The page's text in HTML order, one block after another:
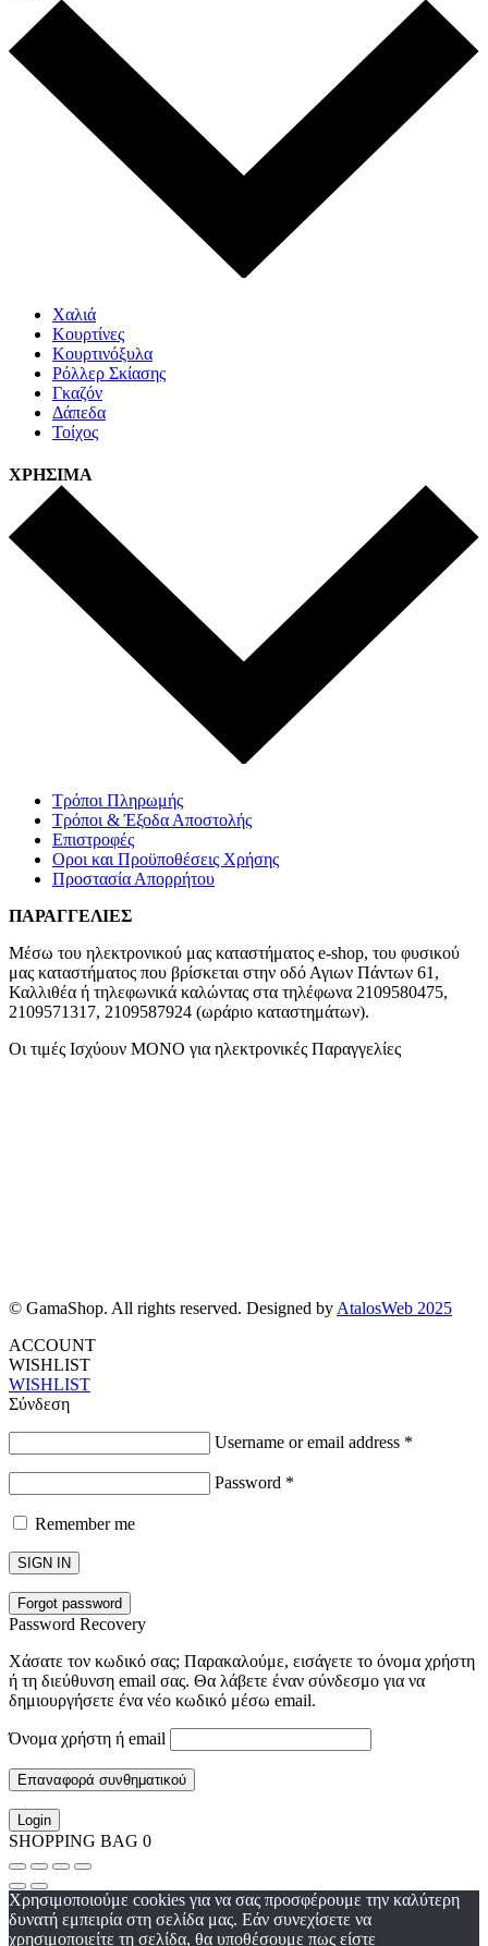
Χαλιά
Κουρτίνες
Κουρτινόξυλα
Ρόλλερ Σκίασης
Γκαζόν
Δάπεδα
Τοίχος
ΧΡΗΣΙΜΑ
Τρόποι Πληρωμής
Τρόποι & Έξοδα Αποστολής
Επιστροφές
Οροι και Προϋποθέσεις Χρήσης
Προστασία Απορρήτου
ΠΑΡΑΓΓΕΛΙΕΣ
Μέσω του ηλεκτρονικού μας καταστήματος e-shop, του φυσικού
μας καταστήματος που βρίσκεται στην οδό Αγιων Πάντων 61,
Καλλιθέα ή τηλεφωνικά καλώντας στα τηλέφωνα 2109580475,
2109571317, 2109587924 (ωράριο καταστημάτων).
Οι τιμές Ισχύουν ΜΟΝΟ για ηλεκτρονικές Παραγγελίες
© GamaShop. All rights reserved. Designed by AtalosWeb 2025
ACCOUNT
WISHLIST
WISHLIST
Σύνδεση
Username or email address *
Password *
Remember me
SIGN IN
Forgot password
Password Recovery
Χάσατε τον κωδικό σας; Παρακαλούμε, εισάγετε το όνομα χρήστη
ή τη διεύθυνση email σας. Θα λάβετε έναν σύνδεσμο για να
δημιουργήσετε ένα νέο κωδικό μέσω email.
Όνομα χρήστη ή email
Επαναφορά συνθηματικού
Login
SHOPPING BAG 0
Χρησιμοποιούμε cookies για να σας προσφέρουμε την καλύτερη
δυνατή εμπειρία στη σελίδα μας. Εάν συνεχίσετε να
χρησιμοποιείτε τη σελίδα, θα υποθέσουμε πως είστε